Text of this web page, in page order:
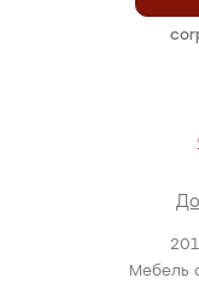
Мебель